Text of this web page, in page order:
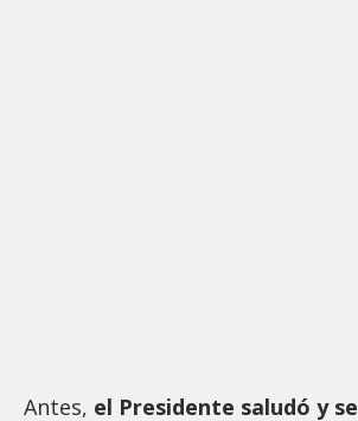
Antes, el Presidente saludó y